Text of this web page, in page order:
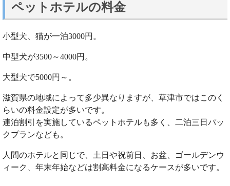
ペットホテルの料金
小型犬、猫が一泊3000円。
中型犬が3500～4000円。
大型犬で5000円～。
滋賀県の地域によって多少異なりますが、草津市ではこのく
らいの料金設定が多いです。
連泊割引を実施しているペットホテルも多く、二泊三日パッ
クプランなども。
人間のホテルと同じで、土日や祝前日、お盆、ゴールデンウ
ィーク、年末年始などは割高料金になるケースが多いです。